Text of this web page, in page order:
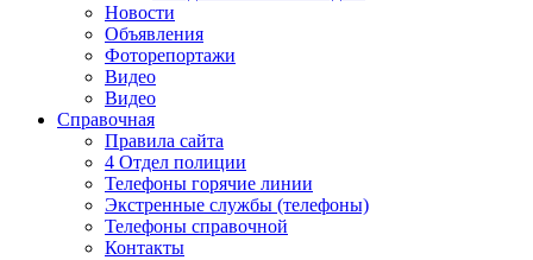
Новости
Объявления
Фоторепортажи
Видео
Видео
Справочная
Правила сайта
4 Отдел полиции
Телефоны горячие линии
Экстренные службы (телефоны)
Телефоны справочной
Контакты